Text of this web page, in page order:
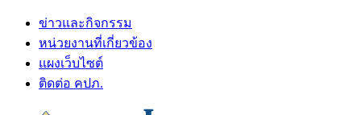
ข่าวและกิจกรรม
หน่วยงานที่เกี่ยวข้อง
แผงเว็บไซต์
ติดต่อ คปภ.